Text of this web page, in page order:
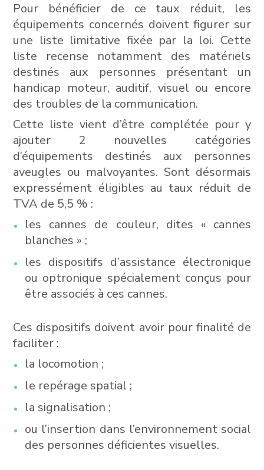
Pour bénéficier de ce taux réduit, les
équipements concernés doivent figurer sur
une liste limitative fixée par la loi. Cette
liste recense notamment des matériels
destinés aux personnes présentant un
handicap moteur, auditif, visuel ou encore
des troubles de la communication.
Cette liste vient d’être complétée pour y
ajouter 2 nouvelles catégories
d’équipements destinés aux personnes
aveugles ou malvoyantes. Sont désormais
expressément éligibles au taux réduit de
TVA de 5,5 % :
les cannes de couleur, dites « cannes
blanches » ;
les dispositifs d’assistance électronique
ou optronique spécialement conçus pour
être associés à ces cannes.
Ces dispositifs doivent avoir pour finalité de
faciliter :
la locomotion ;
le repérage spatial ;
la signalisation ;
ou l’insertion dans l’environnement social
des personnes déficientes visuelles.